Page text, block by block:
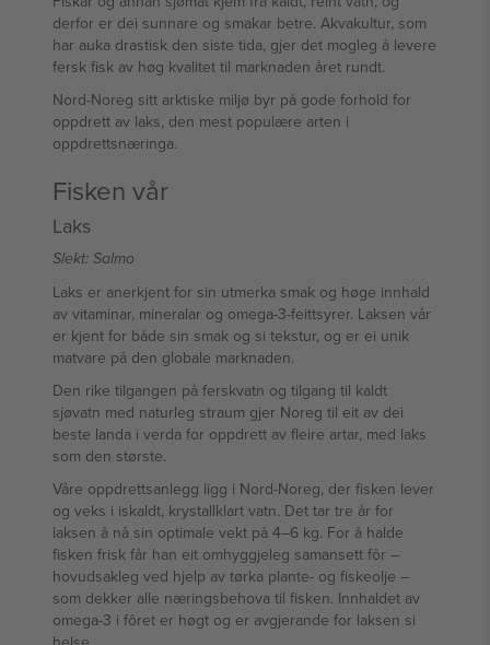
derfor er dei sunnare og smakar betre. Akvakultur, som
har auka drastisk den siste tida, gjer det mogleg å levere
fersk fisk av høg kvalitet til marknaden året rundt.
Nord-Noreg sitt arktiske miljø byr på gode forhold for
oppdrett av laks, den mest populære arten i
oppdrettsnæringa.
Fisken vår
Laks
Slekt: Salmo
Laks er anerkjent for sin utmerka smak og høge innhald
av vitaminar, mineralar og omega-3-feittsyrer. Laksen vår
er kjent for både sin smak og si tekstur, og er ei unik
matvare på den globale marknaden.
Den rike tilgangen på ferskvatn og tilgang til kaldt
sjøvatn med naturleg straum gjer Noreg til eit av dei
beste landa i verda for oppdrett av fleire artar, med laks
som den største.
Våre oppdrettsanlegg ligg i Nord-Noreg, der fisken lever
og veks i iskaldt, krystallklart vatn. Det tar tre år for
laksen å nå sin optimale vekt på 4–6 kg. For å halde
fisken frisk får han eit omhyggjeleg samansett fôr –
hovudsakleg ved hjelp av tørka plante- og fiskeolje –
som dekker alle næringsbehova til fisken. Innhaldet av
omega-3 i fôret er høgt og er avgjerande for laksen si